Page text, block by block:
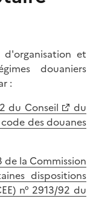
et
douaniers
:
du Conseil
du
des douanes
de la Commission
dispositions
n° 2913/92 du